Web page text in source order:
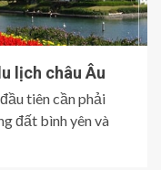
lịch châu Âu
tiên cần phải
đất bình yên và